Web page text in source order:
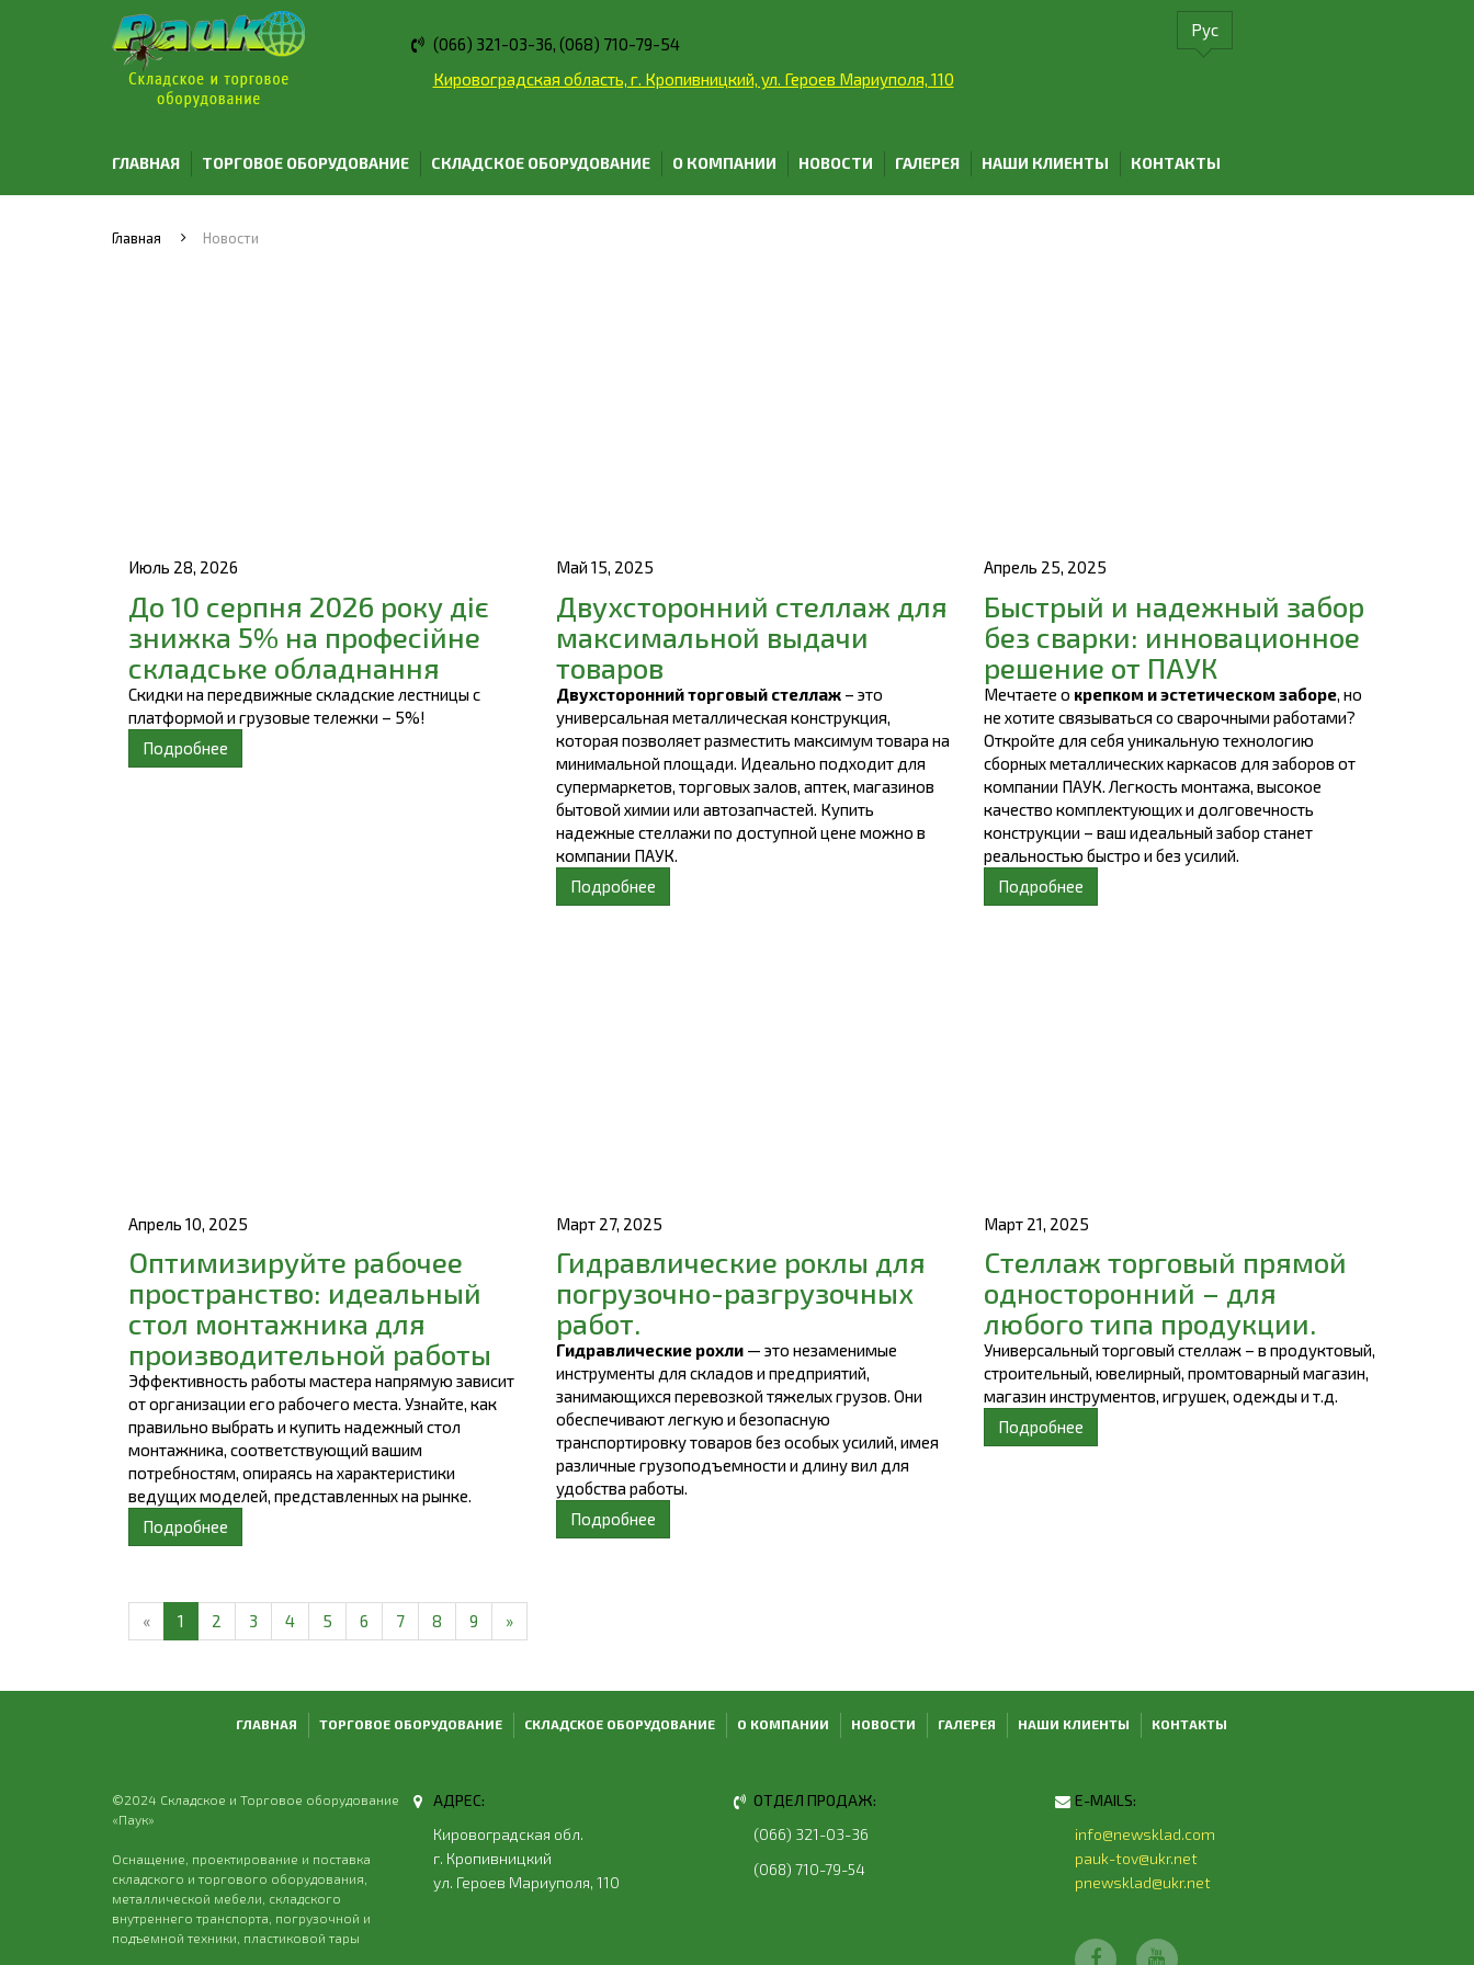
(066) 321-03-36, (068) 710-79-54
Кировоградская область, г. Кропивницкий, ул. Героев Мариуполя, 110
Рус
ГЛАВНАЯ ТОРГОВОЕ ОБОРУДОВАНИЕ СКЛАДСКОЕ ОБОРУДОВАНИЕ О КОМПАНИИ НОВОСТИ ГАЛЕРЕЯ НАШИ КЛИЕНТЫ КОНТАКТЫ
Главная Новости
Июль 28, 2026
До 10 серпня 2026 року діє
знижка 5% на професійне
складське обладнання
Скидки на передвижные складские лестницы с
платформой и грузовые тележки – 5%!
Подробнее
Май 15, 2025
Двухсторонний стеллаж для
максимальной выдачи
товаров
Двухсторонний торговый стеллаж – это
универсальная металлическая конструкция,
которая позволяет разместить максимум товара на
минимальной площади. Идеально подходит для
супермаркетов, торговых залов, аптек, магазинов
бытовой химии или автозапчастей. Купить
надежные стеллажи по доступной цене можно в
компании ПАУК.
Подробнее
Апрель 25, 2025
Быстрый и надежный забор
без сварки: инновационное
решение от ПАУК
Мечтаете о крепком и эстетическом заборе , но
не хотите связываться со сварочными работами?
Откройте для себя уникальную технологию
сборных металлических каркасов для заборов от
компании ПАУК. Легкость монтажа, высокое
качество комплектующих и долговечность
конструкции – ваш идеальный забор станет
реальностью быстро и без усилий.
Подробнее
Апрель 10, 2025
Оптимизируйте рабочее
пространство: идеальный
стол монтажника для
производительной работы
Эффективность работы мастера напрямую зависит
от организации его рабочего места. Узнайте, как
правильно выбрать и купить надежный стол
монтажника, соответствующий вашим
потребностям, опираясь на характеристики
ведущих моделей, представленных на рынке.
Подробнее
Март 27, 2025
Гидравлические роклы для
погрузочно-разгрузочных
работ.
Гидравлические рохли — это незаменимые
инструменты для складов и предприятий,
занимающихся перевозкой тяжелых грузов. Они
обеспечивают легкую и безопасную
транспортировку товаров без особых усилий, имея
различные грузоподъемности и длину вил для
удобства работы.
Подробнее
Март 21, 2025
Стеллаж торговый прямой
односторонний – для
любого типа продукции.
Универсальный торговый стеллаж – в продуктовый,
строительный, ювелирный, промтоварный магазин,
магазин инструментов, игрушек, одежды и т.д.
Подробнее
« 1 2 3 4 5 6 7 8 9 »
ГЛАВНАЯ ТОРГОВОЕ ОБОРУДОВАНИЕ СКЛАДСКОЕ ОБОРУДОВАНИЕ О КОМПАНИИ НОВОСТИ ГАЛЕРЕЯ НАШИ КЛИЕНТЫ КОНТАКТЫ
©2024 Складское и Торговое оборудование
«Паук»
Оснащение, проектирование и поставка
складского и торгового оборудования,
металлической мебели, складского
внутреннего транспорта, погрузочной и
подъемной техники, пластиковой тары
АДРЕС:
Кировоградская обл.
г. Кропивницкий
ул. Героев Мариуполя, 110
ОТДЕЛ ПРОДАЖ:
(066) 321-03-36
(068) 710-79-54
E-MAILS:
info@newsklad.com
pauk-tov@ukr.net
pnewsklad@ukr.net